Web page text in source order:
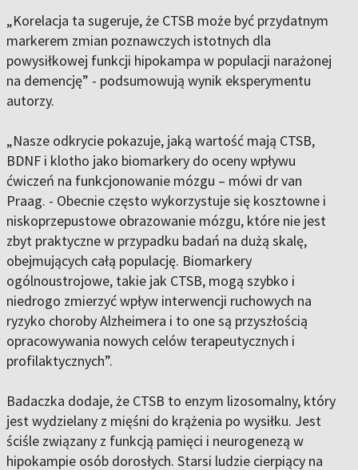
„Korelacja ta sugeruje, że CTSB może być przydatnym
markerem zmian poznawczych istotnych dla
powysiłkowej funkcji hipokampa w populacji narażonej
na demencję” - podsumowują wynik eksperymentu
autorzy.
„Nasze odkrycie pokazuje, jaką wartość mają CTSB,
BDNF i klotho jako biomarkery do oceny wpływu
ćwiczeń na funkcjonowanie mózgu – mówi dr van
Praag. - Obecnie często wykorzystuje się kosztowne i
niskoprzepustowe obrazowanie mózgu, które nie jest
zbyt praktyczne w przypadku badań na dużą skalę,
obejmujących całą populację. Biomarkery
ogólnoustrojowe, takie jak CTSB, mogą szybko i
niedrogo zmierzyć wpływ interwencji ruchowych na
ryzyko choroby Alzheimera i to one są przyszłością
opracowywania nowych celów terapeutycznych i
profilaktycznych”.
Badaczka dodaje, że CTSB to enzym lizosomalny, który
jest wydzielany z mięśni do krążenia po wysiłku. Jest
ściśle związany z funkcją pamięci i neurogenezą w
hipokampie osób dorosłych. Starsi ludzie cierpiący na